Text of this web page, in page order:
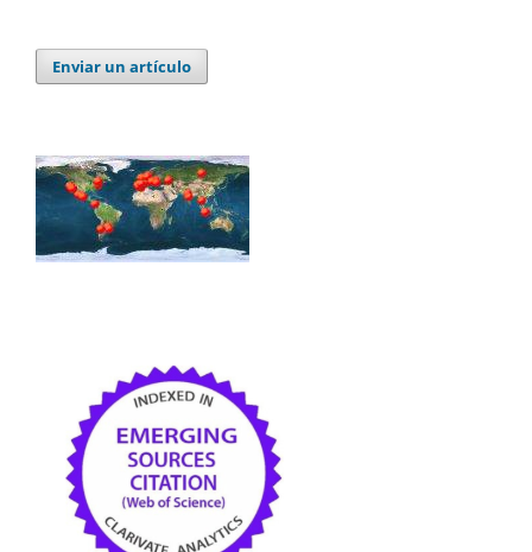
Enviar un artículo